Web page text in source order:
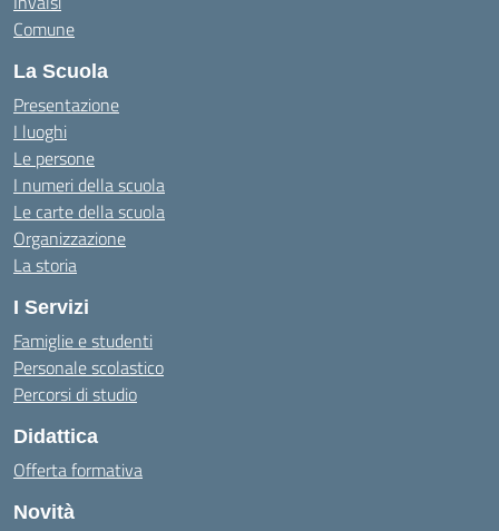
Comune
La Scuola
Presentazione
I luoghi
Le persone
I numeri della scuola
Le carte della scuola
Organizzazione
La storia
I Servizi
Famiglie e studenti
Personale scolastico
Percorsi di studio
Didattica
Offerta formativa
Novità